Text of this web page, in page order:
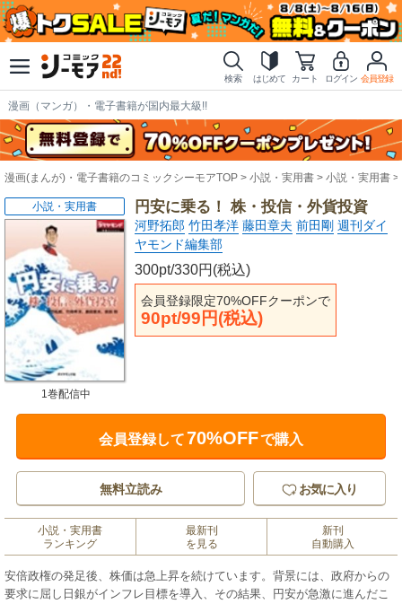
検索 はじめて カート ログイン 会員登録
漫画（マンガ）・電子書籍が国内最大級!!
漫画(まんが)・電子書籍のコミックシーモアTOP 小説・実用書 小説・実用書
円安に乗る！ 株・投信・外貨投資
河野拓郎 竹田孝洋 藤田章夫 前田剛 週刊ダイ
ヤモンド編集部
300pt/330円(税込)
会員登録限定70%OFFクーポンで
90pt/99円(税込)
小説・実用書
1巻配信中
会員登録して70%OFFで購入
無料立読み お気に入り
小説・実用書
ランキング
最新刊
を見る
新刊
自動購入
安倍政権の発足後、株価は急上昇を続けています。背景には、政府からの
要求に屈し日銀がインフレ目標を導入、その結果、円安が急激に進んだこ